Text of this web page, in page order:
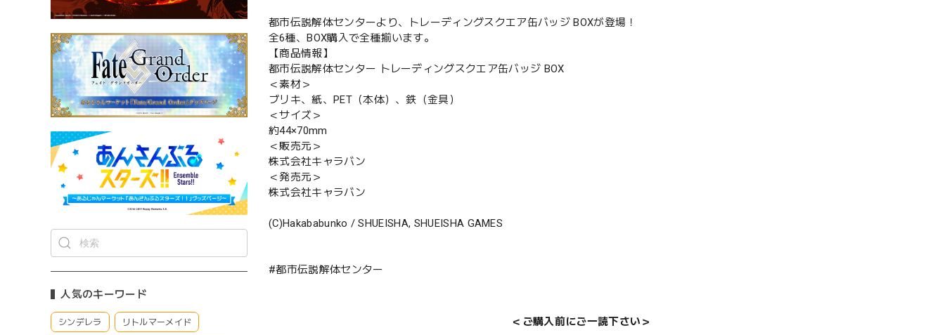
人気のキーワード
シンデレラ リトルマーメイド
都市伝説解体センターより、トレーディングスクエア缶バッジ BOXが登場！
全6種、BOX購入で全種揃います。
【商品情報】
都市伝説解体センター トレーディングスクエア缶バッジ BOX
＜素材＞
ブリキ、紙、PET（本体）、鉄（金具）
＜サイズ＞
約44×70mm
＜販売元＞
株式会社キャラバン
＜発売元＞
株式会社キャラバン
(C)Hakababunko / SHUEISHA, SHUEISHA GAMES
#都市伝説解体センター
＜ご購入前にご一読下さい＞